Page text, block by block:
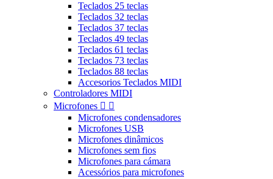
Teclados 25 teclas
Teclados 32 teclas
Teclados 37 teclas
Teclados 49 teclas
Teclados 61 teclas
Teclados 73 teclas
Teclados 88 teclas
Accesorios Teclados MIDI
Controladores MIDI
Microfones  
Microfones condensadores
Microfones USB
Microfones dinâmicos
Microfones sem fios
Microfones para cámara
Acessórios para microfones